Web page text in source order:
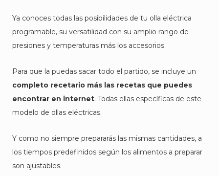
Ya conoces todas las posibilidades de tu olla eléctrica
programable, su versatilidad con su amplio rango de
presiones y temperaturas más los accesorios.
Para que la puedas sacar todo el partido, se incluye un
completo recetario más las recetas que puedes
encontrar en internet. Todas ellas específicas de este
modelo de ollas eléctricas.
Y como no siempre prepararás las mismas cantidades, a
los tiempos predefinidos según los alimentos a preparar
son ajustables.